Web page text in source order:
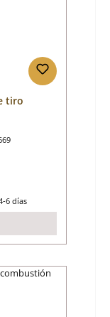
tiro
6 días